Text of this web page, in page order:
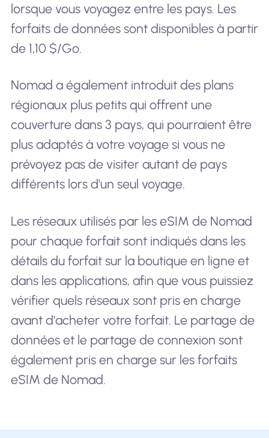
lorsque vous voyagez entre les pays. Les
forfaits de données sont disponibles à partir
de 1,10 $/Go.
Nomad a également introduit des plans
régionaux plus petits qui offrent une
couverture dans 3 pays, qui pourraient être
plus adaptés à votre voyage si vous ne
prévoyez pas de visiter autant de pays
différents lors d'un seul voyage.
Les réseaux utilisés par les eSIM de Nomad
pour chaque forfait sont indiqués dans les
détails du forfait sur la boutique en ligne et
dans les applications, afin que vous puissiez
vérifier quels réseaux sont pris en charge
avant d'acheter votre forfait. Le partage de
données et le partage de connexion sont
également pris en charge sur les forfaits
eSIM de Nomad.